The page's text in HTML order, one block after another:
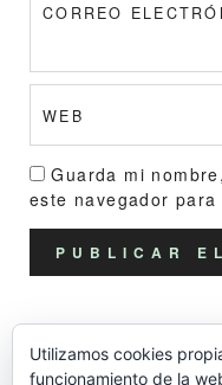
CORREO
WEB
Guarda mi
este navegador
Utilizamos cookies
funcionamiento de la